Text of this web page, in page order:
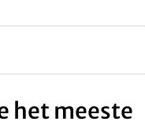
het meeste